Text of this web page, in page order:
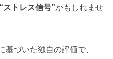
ストレス信号”かもしれませ
基づいた独自の評価で、